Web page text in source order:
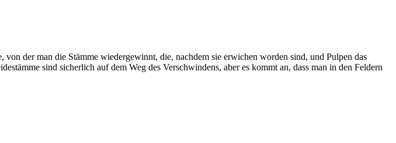
der man die Stämme wiedergewinnt, die, nachdem sie erwichen worden sind, und Pulpen das
sind sicherlich auf dem Weg des Verschwindens, aber es kommt an, dass man in den Feldern